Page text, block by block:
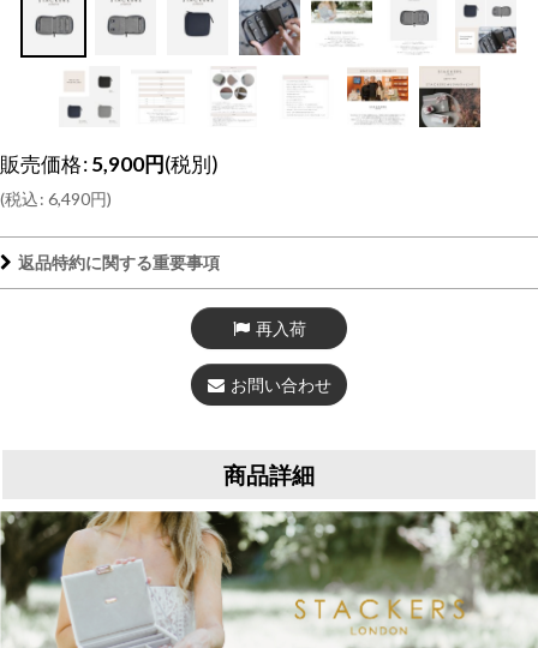
販売価格:5,900円(税別)
(税込: 6,490円)
返品特約に関する重要事項
再入荷
お問い合わせ
商品詳細